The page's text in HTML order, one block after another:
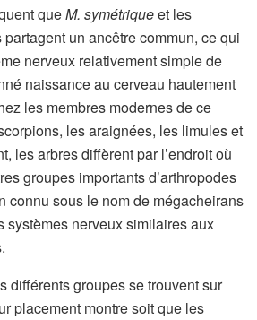
queM. symétriqueet les
un ancêtre commun, ce qui
nerveux relativement simple de
naissance au cerveau hautement
les membres modernes de ce
les araignées, les limules et
les arbres diffèrent par l’endroit où
groupes importants d’arthropodes
connu sous le nom de mégacheirans
systèmes nerveux similaires aux
différents groupes se trouvent sur
placement montre soit que les